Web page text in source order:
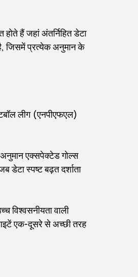
हैं जहां अंतर्निहित डेटा
जिसमें प्रत्येक अनुमान के
लीग (एनपीएफएल)
एक्सपेक्टेड गोल्स
स्पष्ट बढ़त दर्शाता
विश्वसनीयता वाली
एक-दूसरे से अच्छी तरह